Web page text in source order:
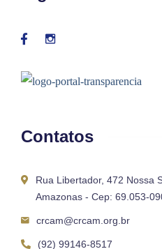
Contatos
Rua Libertador, 472 Nossa
Amazonas - Cep: 69.053-
crcam@crcam.org.br
(92) 99146-8517